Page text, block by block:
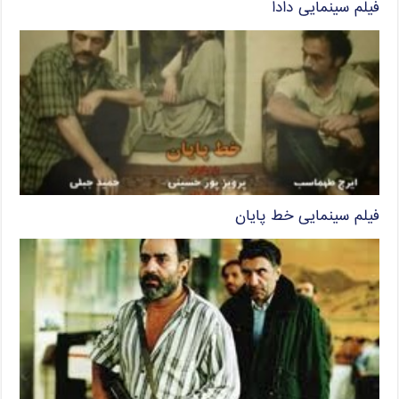
فیلم سینمایی دادا
فیلم سینمایی خط پایان